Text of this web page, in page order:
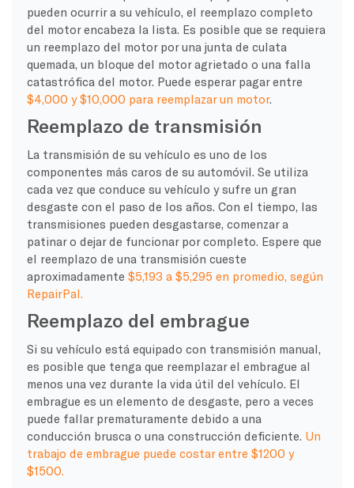
pueden ocurrir a su vehículo, el reemplazo completo
del motor encabeza la lista. Es posible que se requiera
un reemplazo del motor por una junta de culata
quemada, un bloque del motor agrietado o una falla
catastrófica del motor. Puede esperar pagar entre
$4,000 y $10,000 para reemplazar un motor.
Reemplazo de transmisión
La transmisión de su vehículo es uno de los
componentes más caros de su automóvil. Se utiliza
cada vez que conduce su vehículo y sufre un gran
desgaste con el paso de los años. Con el tiempo, las
transmisiones pueden desgastarse, comenzar a
patinar o dejar de funcionar por completo. Espere que
el reemplazo de una transmisión cueste
aproximadamente $5,193 a $5,295 en promedio, según
RepairPal.
Reemplazo del embrague
Si su vehículo está equipado con transmisión manual,
es posible que tenga que reemplazar el embrague al
menos una vez durante la vida útil del vehículo. El
embrague es un elemento de desgaste, pero a veces
puede fallar prematuramente debido a una
conducción brusca o una construcción deficiente. Un
trabajo de embrague puede costar entre $1200 y
$1500.